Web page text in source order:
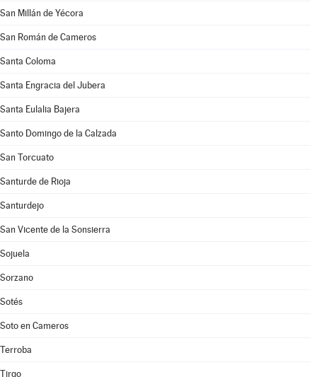
San Millán de Yécora
San Román de Cameros
Santa Coloma
Santa Engracia del Jubera
Santa Eulalia Bajera
Santo Domingo de la Calzada
San Torcuato
Santurde de Rioja
Santurdejo
San Vicente de la Sonsierra
Sojuela
Sorzano
Sotés
Soto en Cameros
Terroba
Tirgo